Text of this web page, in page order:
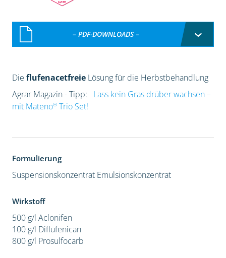
– PDF-DOWNLOADS –
Die flufenacetfreieLösung für die Herbstbehandlung
Agrar Magazin - Tipp:
Lass kein Gras drüber wachsen –
mit Mateno®Trio Set!
Formulierung
Suspensionskonzentrat Emulsionskonzentrat
Wirkstoff
500 g/l Aclonifen
100 g/l Diflufenican
800 g/l Prosulfocarb